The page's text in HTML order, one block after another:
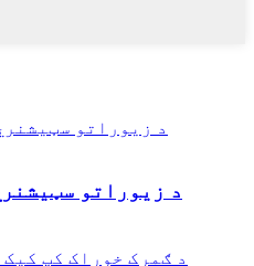
د زیوراتو